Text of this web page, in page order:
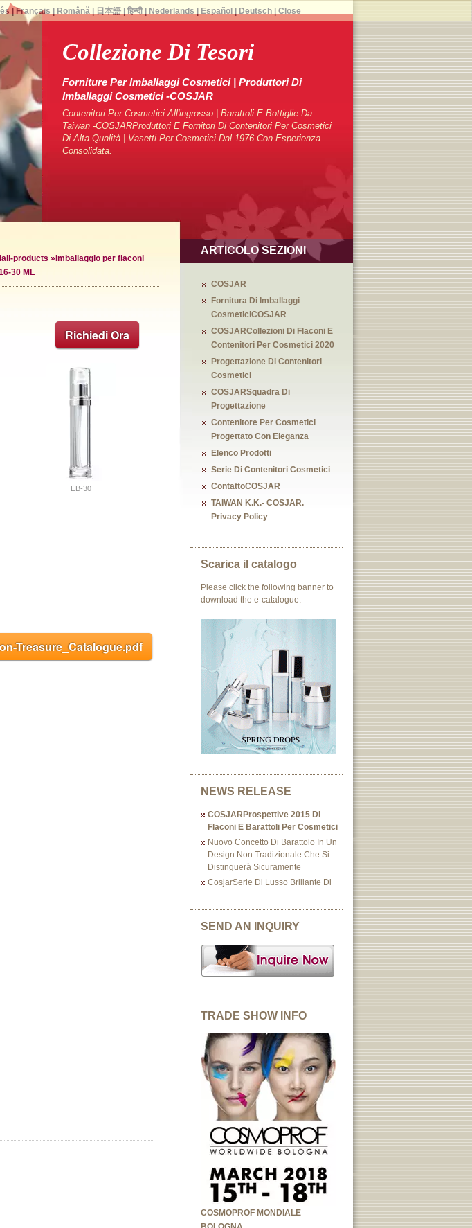
Collezione Di Tesori
Forniture Per Imballaggi Cosmetici | Produttori Di
Imballaggi Cosmetici -COSJAR
Contenitori Per Cosmetici All'ingrosso | Barattoli E Bottiglie Da
Taiwan -COSJARProduttori E Fornitori Di Contenitori Per Cosmetici
Di Alta Qualità | Vasetti Per Cosmetici Dal 1976 Con Esperienza
Consolidata.
all-products » Imballaggio per flaconi
30 ML
Richiedi Ora
EB-30
Treasure_Catalogue.pdf
ARTICOLO SEZIONI
COSJAR
Fornitura Di Imballaggi
CosmeticiCOSJAR
COSJARCollezioni Di Flaconi E
Contenitori Per Cosmetici 2020
Progettazione Di Contenitori
Cosmetici
COSJARSquadra Di
Progettazione
Contenitore Per Cosmetici
Progettato Con Eleganza
Elenco Prodotti
Serie Di Contenitori Cosmetici
ContattoCOSJAR
TAIWAN K.K.- COSJAR.
Privacy Policy
Scarica il catalogo
Please click the following banner to
download the e-catalogue.
NEWS RELEASE
COSJARProspettive 2015 Di
Flaconi E Barattoli Per Cosmetici
Nuovo Concetto Di Barattolo In Un
Design Non Tradizionale Che Si
Distinguerà Sicuramente
CosjarSerie Di Lusso Brillante Di
SEND AN INQUIRY
TRADE SHOW INFO
COSMOPROF MONDIALE
Français Română| 日本語| हिन्दी| Nederlands Español Deutsch| Close